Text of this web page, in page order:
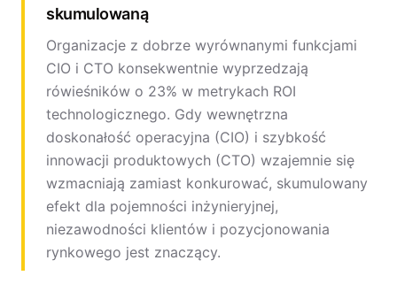
skumulowaną
Organizacje z dobrze wyrównanymi funkcjami
CIO i CTO konsekwentnie wyprzedzają
rówieśników o 23% w metrykach ROI
technologicznego. Gdy wewnętrzna
doskonałość operacyjna (CIO) i szybkość
innowacji produktowych (CTO) wzajemnie się
wzmacniają zamiast konkurować, skumulowany
efekt dla pojemności inżynieryjnej,
niezawodności klientów i pozycjonowania
rynkowego jest znaczący.